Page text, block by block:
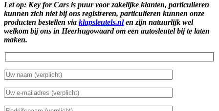
Let op: Key for Cars is puur voor zakelijke klanten, particulieren
kunnen zich niet bij ons registreren, particulieren kunnen onze
producten bestellen via klapsleutels.nlen zijn natuurlijk wel
welkom bij ons in Heerhugowaard om een autosleutel bij te laten
maken.